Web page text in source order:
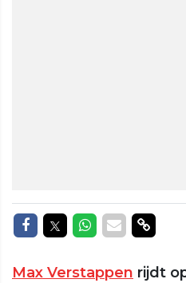
Delen op Facebook
Delen op Twitter
Delen op
Delen
Max Verstappen rijdt